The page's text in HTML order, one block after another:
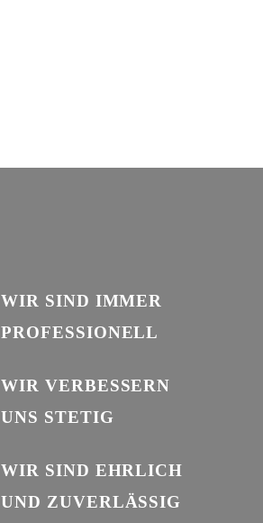
WIR SIND IMMER
PROFESSIONELL
WIR VERBESSERN
UNS STETIG
WIR SIND EHRLICH
UND ZUVERLÄSSIG